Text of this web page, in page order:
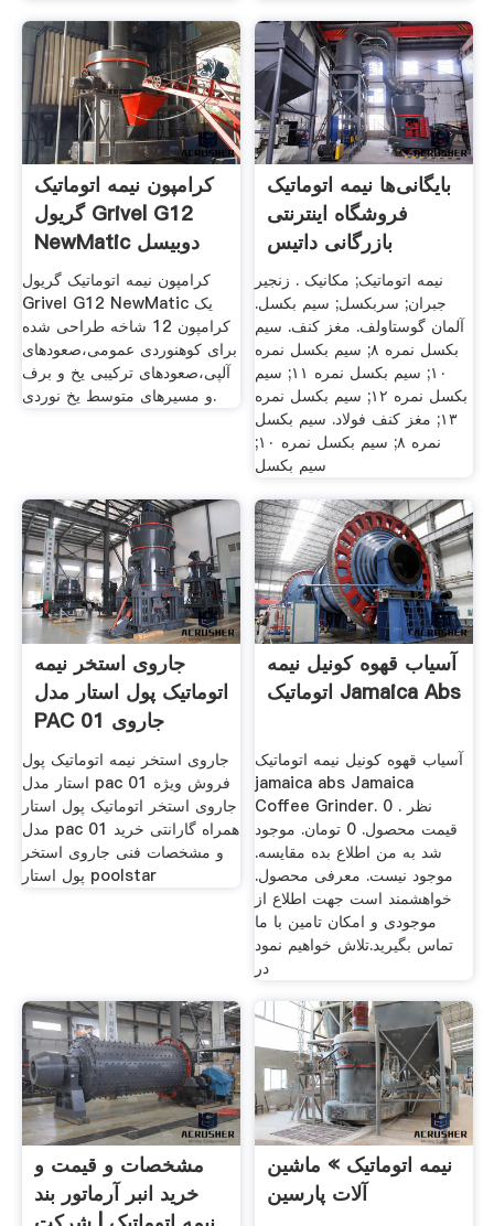
کرامپون نیمه اتوماتیک
گریول Grivel G12
NewMatic دوبیسل
کرامپون نیمه اتوماتیک گریول
Grivel G12 NewMatic یک
کرامپون 12 شاخه طراحی شده
برای کوهنوردی عمومی،صعودهای
آلپی،صعودهای ترکیبی یخ و برف
و مسیرهای متوسط یخ نوردی.
بایگانی‌ها نیمه اتوماتیک
فروشگاه اینترنتی
بازرگانی داتیس
نیمه اتوماتیک; مکانیک . زنجیر
جبران; سربکسل; سیم بکسل.
آلمان گوستاولف. مغز کنف. سیم
بکسل نمره ۸; سیم بکسل نمره
۱۰; سیم بکسل نمره ۱۱; سیم
بکسل نمره ۱۲; سیم بکسل نمره
۱۳; مغز کنف فولاد. سیم بکسل
نمره ۸; سیم بکسل نمره ۱۰;
سیم بکسل
جاروی استخر نیمه
اتوماتیک پول استار مدل
PAC 01 جاروی
جاروی استخر نیمه اتوماتیک پول
استار مدل pac 01 فروش ویژه
جاروی استخر اتوماتیک پول استار
مدل pac 01 همراه گارانتی خرید
و مشخصات فنی جاروی استخر
پول استار poolstar
آسیاب قهوه کونیل نیمه
اتوماتیک Jamaica Abs
آسیاب قهوه کونیل نیمه اتوماتیک
jamaica abs Jamaica
Coffee Grinder. 0 نظر .
قیمت محصول. 0 تومان. موجود
شد به من اطلاع بده مقایسه.
موجود نیست. معرفی محصول.
خواهشمند است جهت اطلاع از
موجودی و امکان تامین با ما
تماس بگیرید.تلاش خواهیم نمود
در
مشخصات و قیمت و
خرید انبر آرماتور بند
نیمه اتوماتیک » ماشین
آلات پارسین